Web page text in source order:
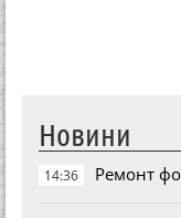
Новини
14:36 Ремонт